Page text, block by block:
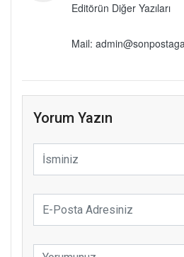
Editörün Diğer Yazıları
Mail:
Yorum Yazın